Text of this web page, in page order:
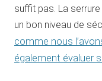
suffit pas. La
un bon niveau de
comme nous
également évaluer